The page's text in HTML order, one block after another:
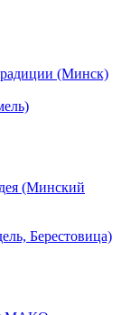
(Минск)
(Минский
Берестовица)